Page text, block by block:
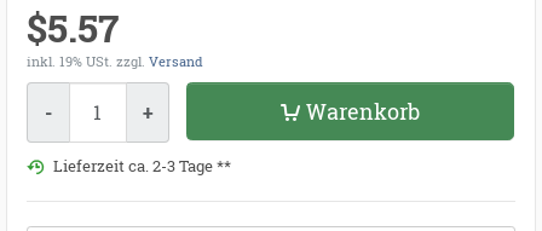
$5.57
inkl. 19% USt. zzgl. Versand
- + Warenkorb
Lieferzeit ca. 2-3 Tage **